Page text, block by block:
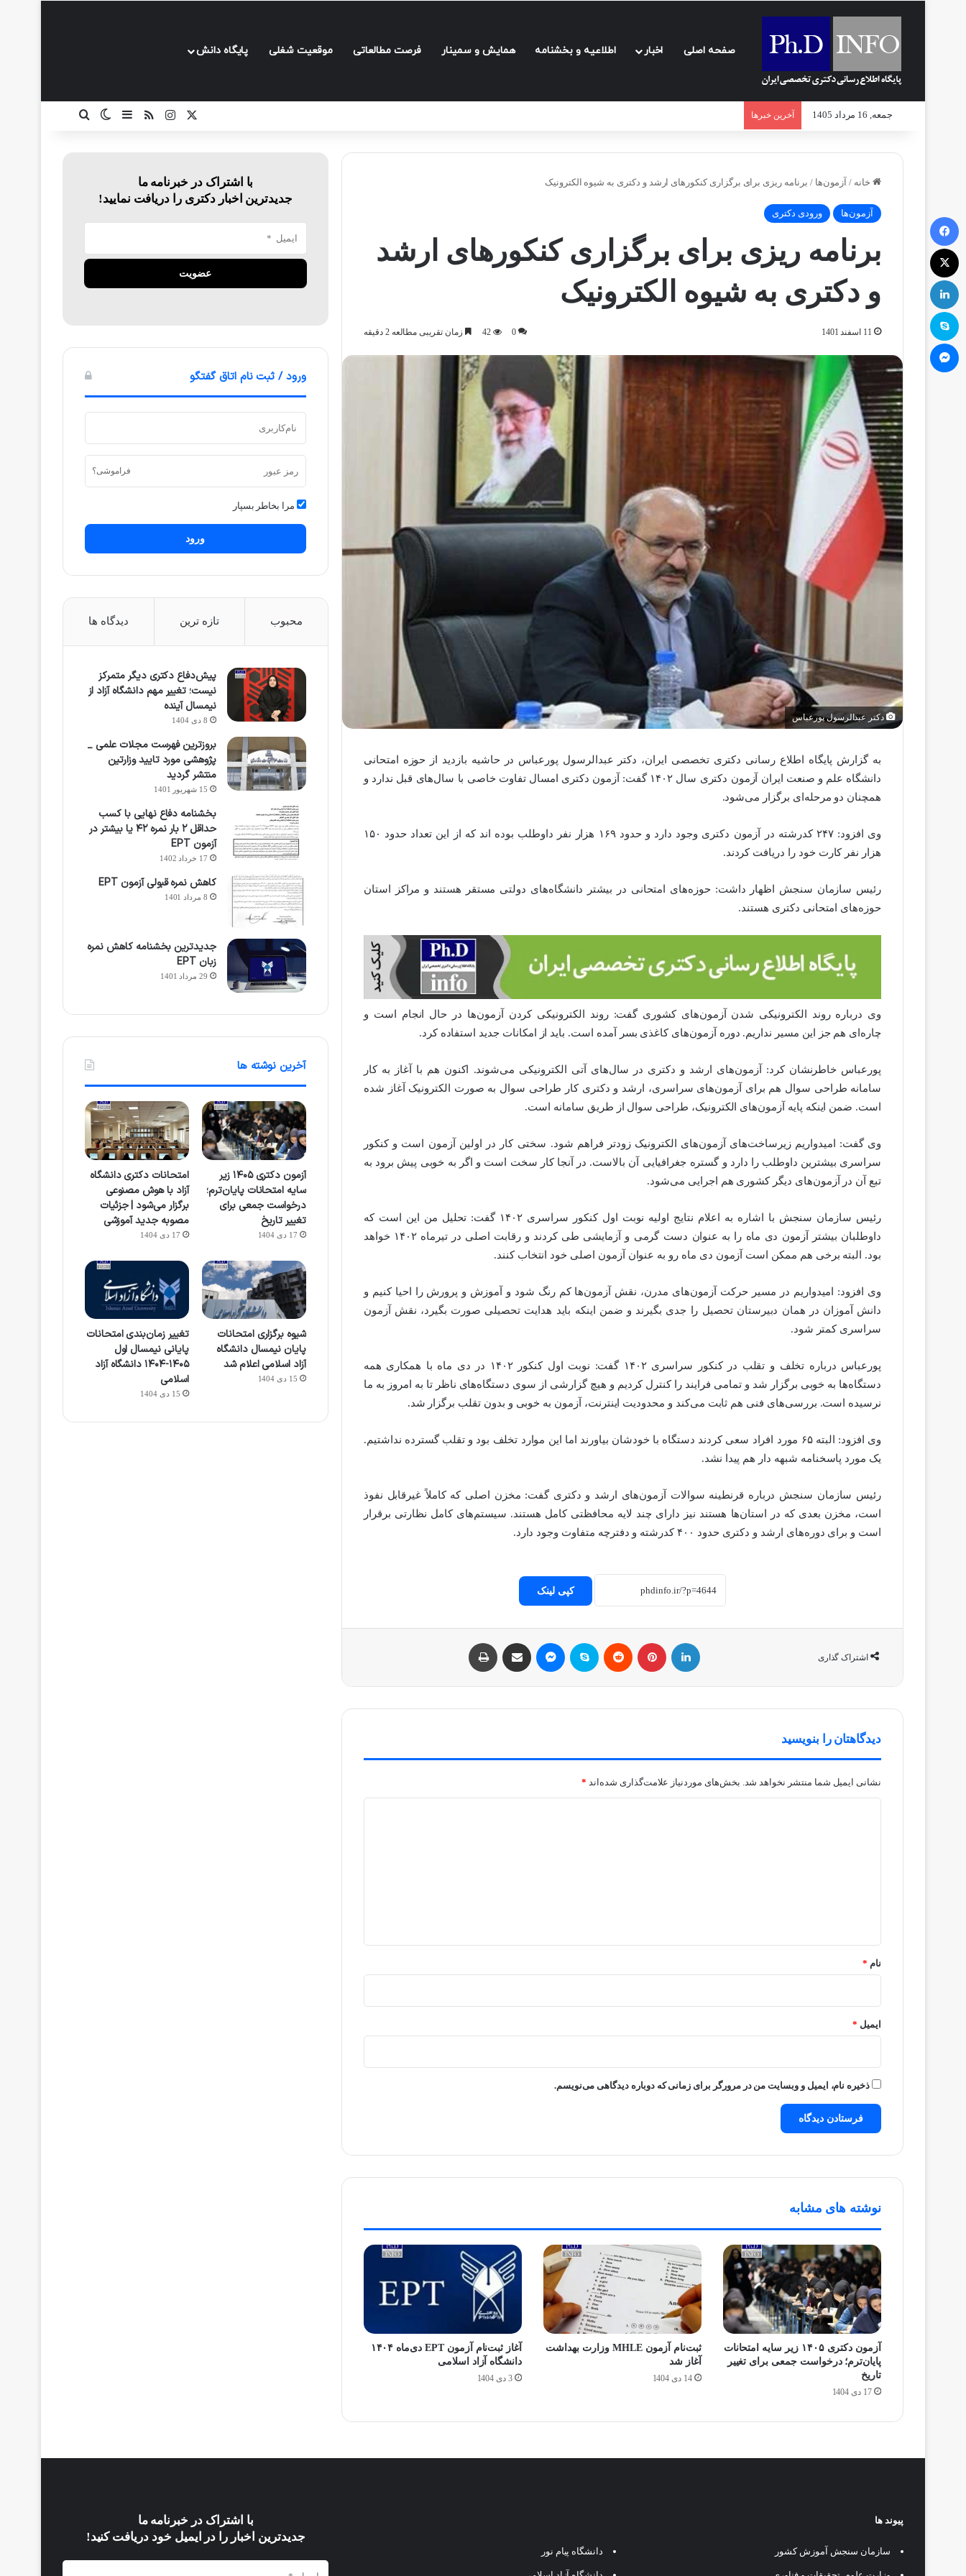
صفحه اصلی اخبار اطلاعیه و بخشنامه‌ همایش و سمینار فرصت مطالعاتی موقعیت شغلی پایگاه دانش
جمعه, 16 مرداد 1405 آخرین خبرها ایکساینستاگرام
خوراکسایدبارتغییر پوسته
خانه / آزمون‌ها / برنامه ریزی برای برگزاری کنکورهای ارشد و دکتری به شیوه الکترونیک
آزمون‌ها ورودی دکتری
برنامه ریزی برای برگزاری کنکورهای ارشد
و دکتری به شیوه الکترونیک
11 اسفند 1401 0
42 زمان تقریبی مطالعه 2 دقیقه
دکتر عبدالرسول پورعباس
به گزارش پایگاه اطلاع رسانی دکتری تخصصی ایران، دکتر عبدالرسول پورعباس در حاشیه بازدید از حوزه امتحانی
دانشگاه علم و صنعت ایران آزمون دکتری سال ۱۴۰۲ گفت: آزمون دکتری امسال تفاوت خاصی با سال‌های قبل ندارد و
همچنان دو مرحله‌ای برگزار می‌شود.
وی افزود: ۲۴۷ کدرشته در آزمون دکتری وجود دارد و حدود ۱۶۹ هزار نفر داوطلب بوده اند که از این تعداد حدود ۱۵۰
هزار نفر کارت خود را دریافت کردند.
رئیس سازمان سنجش اظهار داشت: حوزه‌های امتحانی در بیشتر دانشگاه‌های دولتی مستقر هستند و مراکز استان
حوزه‌های امتحانی دکتری هستند.
وی درباره روند الکترونیکی شدن آزمون‌های کشوری گفت: روند الکترونیکی کردن آزمون‌ها در حال انجام است و
چاره‌ای هم جز این مسیر نداریم. دوره آزمون‌های کاغذی بسر آمده است. باید از امکانات جدید استفاده کرد.
پورعباس خاطرنشان کرد: آزمون‌های ارشد و دکتری در سال‌های آتی الکترونیکی می‌شوند. اکنون هم با آغاز به کار
سامانه طراحی سوال هم برای آزمون‌های سراسری، ارشد و دکتری کار طراحی سوال به صورت الکترونیک آغاز شده
است. ضمن اینکه پایه آزمون‌های الکترونیک، طراحی سوال از طریق سامانه است.
وی گفت: امیدواریم زیرساخت‌های آزمون‌های الکترونیک زودتر فراهم شود. سختی کار در اولین آزمون است و کنکور
سراسری بیشترین داوطلب را دارد و گستره جغرافیایی آن بالاست. در آنجا کار سخت است و اگر به خوبی پیش برود به
تبع آن در آزمون‌های دیگر کشوری هم اجرایی می‌شود.
رئیس سازمان سنجش با اشاره به اعلام نتایج اولیه نوبت اول کنکور سراسری ۱۴۰۲ گفت: تحلیل من این است که
داوطلبان بیشتر آزمون دی ماه را به عنوان دست گرمی و آزمایشی طی کردند و رقابت اصلی در تیرماه ۱۴۰۲ خواهد
بود. البته برخی هم ممکن است آزمون دی ماه رو به عنوان آزمون اصلی خود انتخاب کنند.
وی افزود: امیدواریم در مسیر حرکت آزمون‌های مدرن، نقش آزمون‌ها کم رنگ شود و آموزش و پرورش را احیا کنیم و
دانش آموزان در همان دبیرستان تحصیل را جدی بگیرند و ضمن اینکه باید هدایت تحصیلی صورت بگیرد، نقش آزمون
سراسری کمتر شود.
پورعباس درباره تخلف و تقلب در کنکور سراسری ۱۴۰۲ گفت: نوبت اول کنکور ۱۴۰۲ در دی ماه با همکاری همه
دستگاه‌ها به خوبی برگزار شد و تمامی فرایند را کنترل کردیم و هیچ گزارشی از سوی دستگاه‌های ناظر تا به امروز به ما
نرسیده است. بررسی‌های فنی هم ثابت می‌کند و محدودیت اینترنت، آزمون به خوبی و بدون تقلب برگزار شد.
وی افزود: البته ۶۵ مورد افراد سعی کردند دستگاه با خودشان بیاورند اما این موارد تخلف بود و تقلب گسترده نداشتیم.
یک مورد پاسخنامه شبهه دار هم پیدا نشد.
رئیس سازمان سنجش درباره قرنطینه سوالات آزمون‌های ارشد و دکتری گفت: مخزن اصلی که کاملاً غیرقابل نفوذ
است، مخزن بعدی که در استان‌ها هستند نیز دارای چند لایه محافظتی کامل هستند. سیستم‌های کامل نظارتی برقرار
است و برای دوره‌های ارشد و دکتری حدود ۴۰۰ کدرشته و دفترچه متفاوت وجود دارد.
کپی لینک
اشتراک گذاری
دیدگاهتان را بنویسید
نشانی ایمیل شما منتشر نخواهد شد. بخش‌های موردنیاز علامت‌گذاری شده‌اند *
نام *
ایمیل *
ذخیره نام، ایمیل و وبسایت من در مرورگر برای زمانی که دوباره دیدگاهی می‌نویسم.
نوشته های مشابه
آزمون دکتری ۱۴۰۵ زیر سایه امتحانات
پایان‌ترم؛ درخواست جمعی برای تغییر
تاریخ
17 دی 1404
ثبت‌نام آزمون MHLE وزارت بهداشت
آغاز شد
14 دی 1404
آغاز ثبت‌نام آزمون EPT دی‌ماه ۱۴۰۴
دانشگاه آزاد اسلامی
3 دی 1404
با اشتراک در خبرنامه ما
جدیدترین اخبار دکتری را دریافت نمایید!
ورود / ثبت نام اتاق گفتگو
فراموشی؟
مرا بخاطر بسپار
ورود
محبوب تازه ترین دیدگاه ها
پیش‌دفاع دکتری دیگر متمرکز
نیست؛ تغییر مهم دانشگاه آزاد از
نیمسال آینده
8 دی 1404
بروزترین فهرست مجلات علمی _
پژوهشی مورد تایید وزارتین
منتشر گردید
15 شهریور 1401
بخشنامه دفاع نهایی با کسب
حداقل ۲ بار نمره ۴۲ یا بیشتر در
آزمون EPT
17 خرداد 1402
کاهش نمره قبولی آزمون EPT
8 مرداد 1401
جدیدترین بخشنامه کاهش نمره
زبان EPT
29 مرداد 1401
آخرین نوشته ها
آزمون دکتری ۱۴۰۵ زیر
سایه امتحانات پایان‌ترم؛
درخواست جمعی برای
تغییر تاریخ
17 دی 1404
امتحانات دکتری دانشگاه
آزاد با هوش مصنوعی
برگزار می‌شود | جزئیات
مصوبه جدید آموزشی
17 دی 1404
شیوه برگزاری امتحانات
پایان نیمسال دانشگاه
آزاد اسلامی اعلام شد
15 دی 1404
تغییر زمان‌بندی امتحانات
پایانی نیمسال اول
۱۴۰۵-۱۴۰۴ دانشگاه آزاد
اسلامی
15 دی 1404
پیوند ها
سازمان سنجش آموزش کشور دانشگاه پیام نور
با اشتراک در خبرنامه ما
جدیدترین اخبار را در ایمیل خود دریافت کنید!